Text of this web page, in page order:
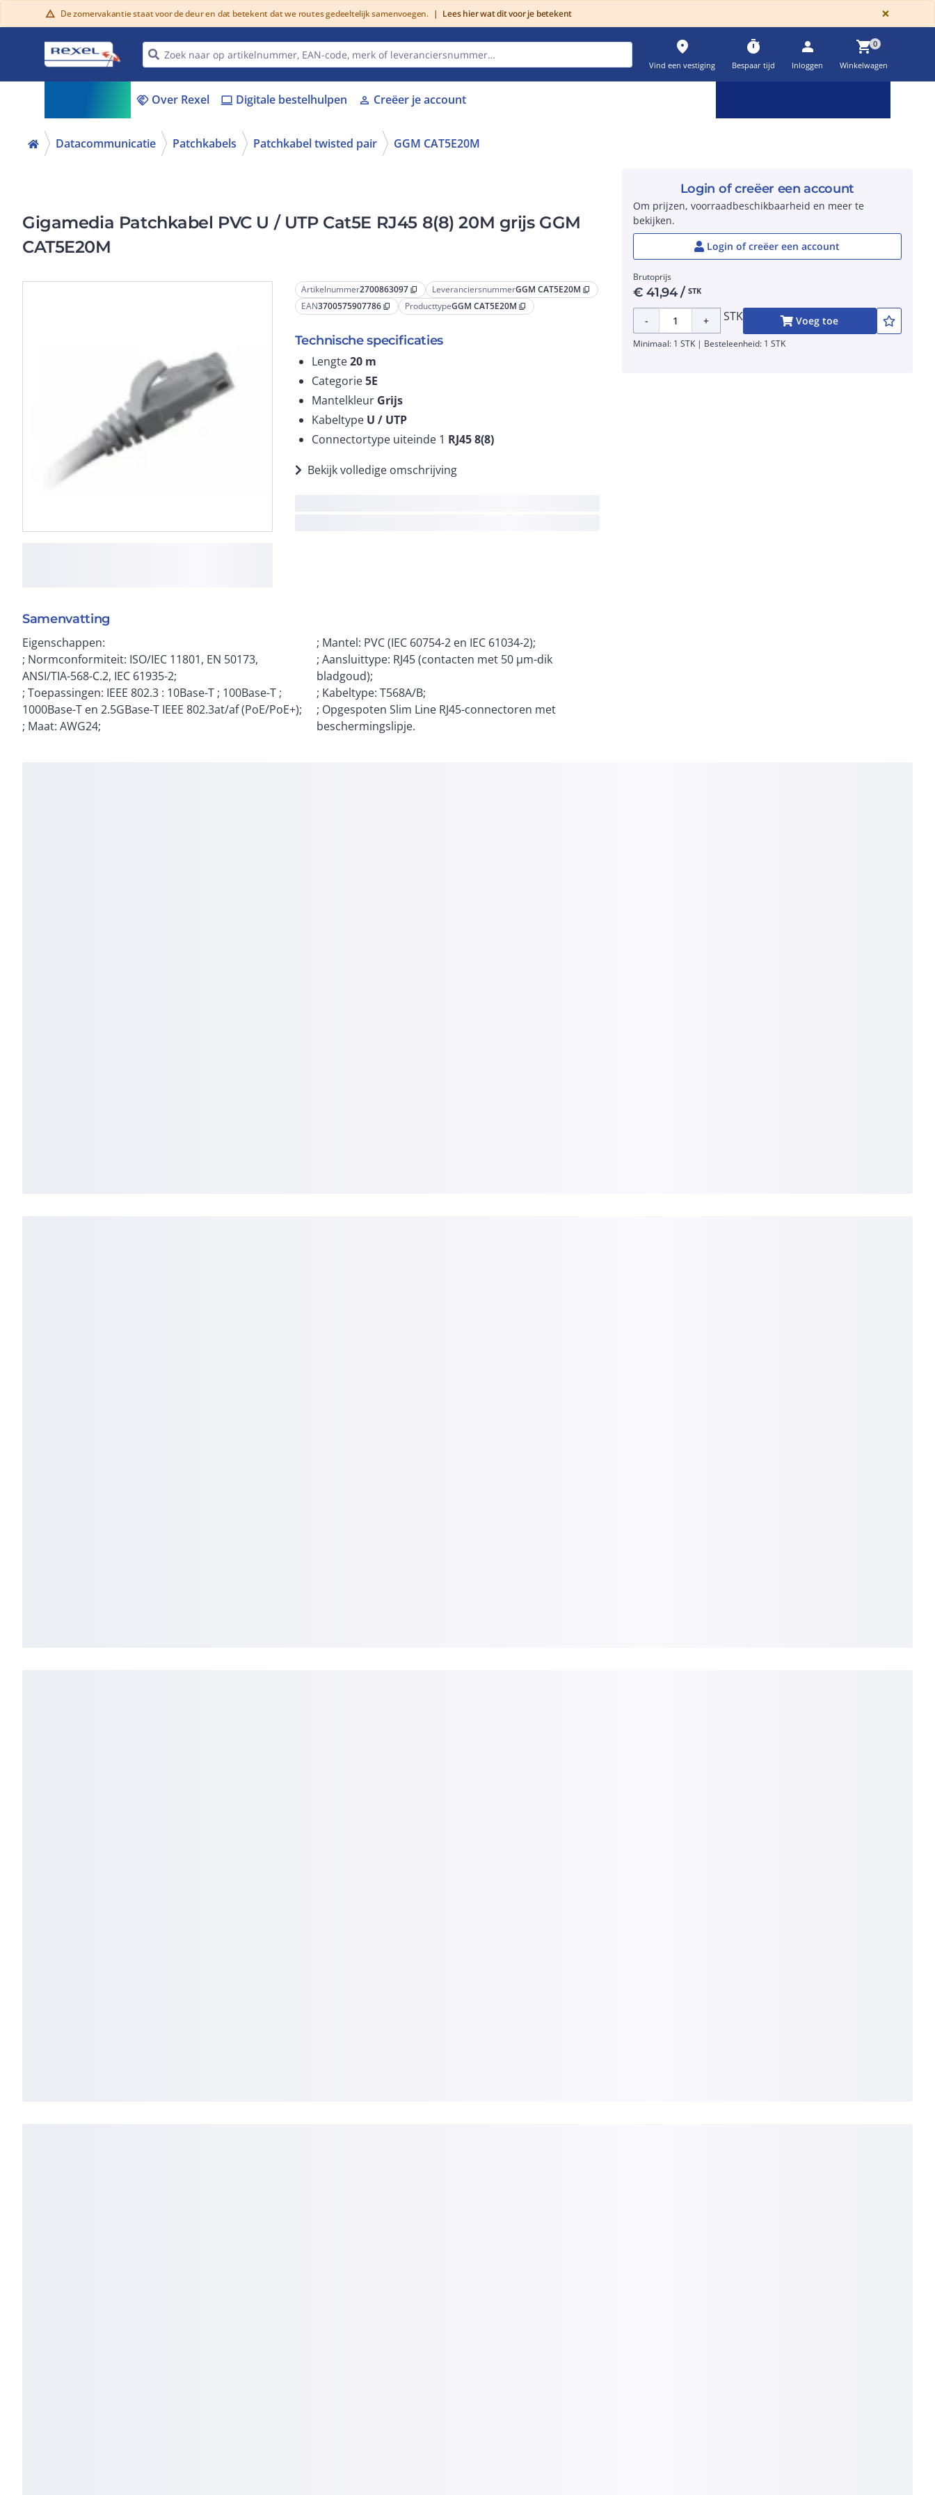
warning De zomervakantie staat voor de deur en dat betekent dat we routes gedeeltelijk samenvoegen. | Lees hier wat dit voor je betekent ×
place
Vind een vestiging
timer
Bespaar tijd
person
Inloggen
shopping_cart0
Winkelwagen
handshake Over Rexel laptop Digitale bestelhulpen person Creëer je account
Datacommunicatie Patchkabels Patchkabel twisted pair GGM CAT5E20M
Gigamedia Patchkabel PVC U / UTP Cat5E RJ45 8(8) 20M grijs GGM
CAT5E20M
Artikelnummer2700863097 content_copy LeveranciersnummerGGM CAT5E20M content_copy
EAN3700575907786 content_copy ProducttypeGGM CAT5E20M content_copy
Technische specificaties
Lengte20 m
Categorie5E
Mantelkleur Grijs
Kabeltype U / UTP
Connectortype uiteinde 1 RJ45 8(8)
Bekijk volledige omschrijving
Samenvatting
Eigenschappen:
; Normconformiteit: ISO/IEC 11801, EN 50173,
ANSI/TIA-568-C.2, IEC 61935-2;
; Toepassingen: IEEE 802.3 : 10Base-T ; 100Base-T ;
1000Base-T en 2.5GBase-T IEEE 802.3at/af (PoE/PoE+);
; Maat: AWG24;
; Mantel: PVC (IEC 60754-2 en IEC 61034-2);
; Aansluittype: RJ45 (contacten met 50 µm-dik
bladgoud);
; Kabeltype: T568A/B;
; Opgespoten Slim Line RJ45-connectoren met
beschermingslipje.
Login of creëer een account
Om prijzen, voorraadbeschikbaarheid en meer te
bekijken.
Login of creëer een account
Brutoprijs
€41,94/ STK
- + STK Voeg toe
Minimaal: 1 STK | Besteleenheid: 1 STK